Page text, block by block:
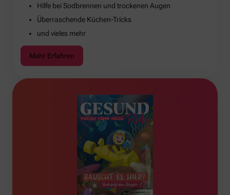
Hilfe bei Sodbrennen und trockenen Augen
Überraschende Küchen-Tricks
und vieles mehr
Mehr Erfahren